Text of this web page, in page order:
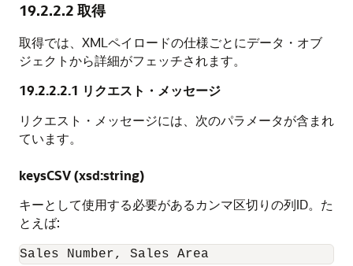
19.2.2.2 取得
取得では、XMLペイロードの仕様ごとにデータ・オブ
ジェクトから詳細がフェッチされます。
19.2.2.2.1 リクエスト・メッセージ
リクエスト・メッセージには、次のパラメータが含まれ
ています。
keysCSV (xsd:string)
キーとして使用する必要があるカンマ区切りの列ID。た
とえば:
Sales Number, Sales Area